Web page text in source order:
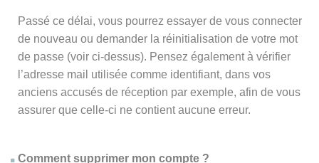
Passé ce délai, vous pourrez essayer de vous connecter
de nouveau ou demander la réinitialisation de votre mot
de passe (voir ci-dessus). Pensez également à vérifier
l’adresse mail utilisée comme identifiant, dans vos
anciens accusés de réception par exemple, afin de vous
assurer que celle-ci ne contient aucune erreur.
Comment supprimer mon compte ?